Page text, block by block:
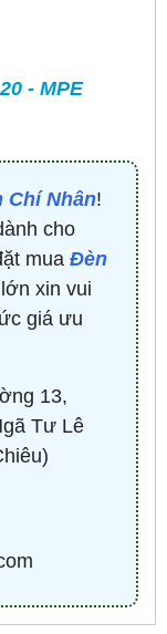
- MPE
Chí Nhân!
cho
mua Đèn
xin vui
giá ưu
13,
Tư Lê